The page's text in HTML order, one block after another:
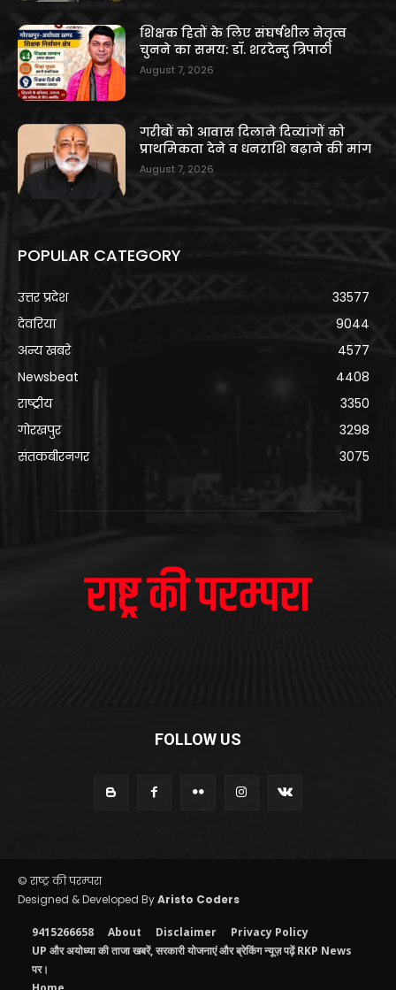
शिक्षक हितों के लिए संघर्षशील नेतृत्व
चुनने का समय: डॉ. शरदेन्दु त्रिपाठी
August 7, 2026
गरीबों को आवास दिलाने दिव्यांगों को
प्राथमिकता देने व धनराशि बढ़ाने की मांग
August 7, 2026
POPULAR CATEGORY
उत्तर प्रदेश
33577
देवरिया
9044
अन्य खबरे
4577
Newsbeat
4408
राष्ट्रीय
3350
गोरखपुर
3298
संतकबीरनगर
3075
FOLLOW US
© राष्ट्र की परम्परा
Designed & Developed ByAristo Coders
9415266658 About Disclaimer
Privacy Policy
UP और अयोध्या की ताजा खबरें, सरकारी योजनाएं और ब्रेकिंग न्यूज़ पढ़ें RKP News
पर।